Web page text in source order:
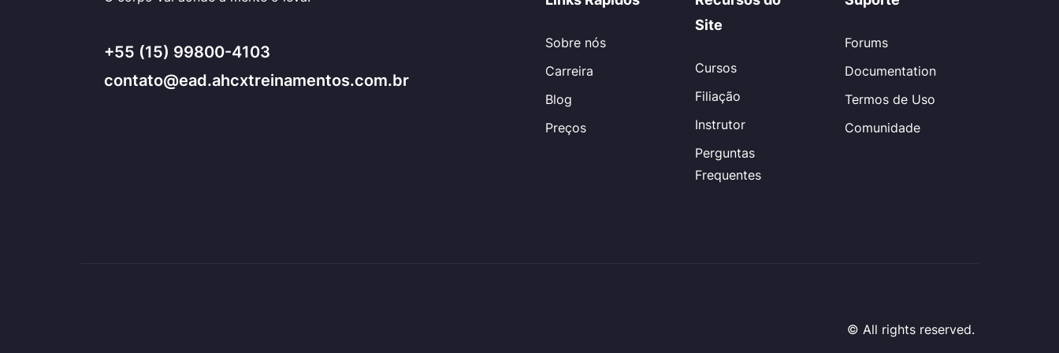
+55 (15) 99800-4103
contato@ead.ahcxtreinamentos.com.br
Sobre nós
Carreira
Blog
Preços
Site
Cursos
Filiação
Instrutor
Perguntas
Frequentes
Forums
Documentation
Termos de Uso
Comunidade
© All rights reserved.